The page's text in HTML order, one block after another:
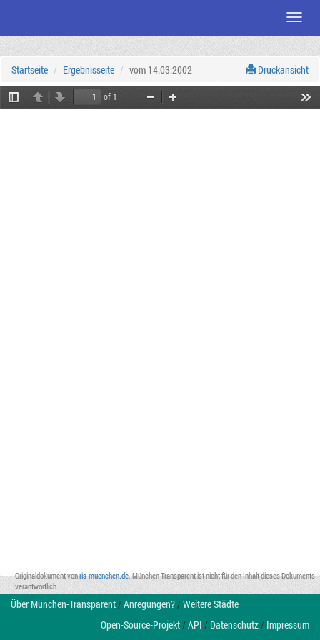
Zum
Seiteninhalt
Startseite Ergebnisseite vom 14.03.2002 Druckansicht
TogglePreviousNext
of 1
Zoom Zoom
Originaldokument vonris-muenchen.de. München Transparent ist nicht für den Inhalt dieses Dokuments
verantwortlich.
Über München-Transparent/Anregungen?/Weitere Städte
Open-Source-Projekt/API / Datenschutz/ Impressum